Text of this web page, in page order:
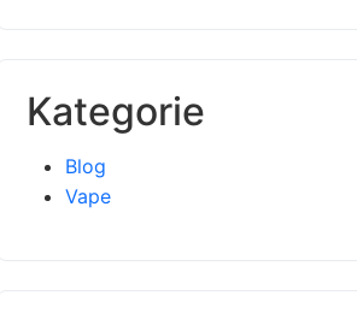
Kategorie
Blog
Vape